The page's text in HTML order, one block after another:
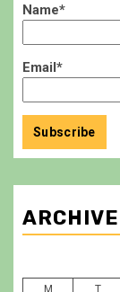
Name*
Email*
ARCHIVE
M T